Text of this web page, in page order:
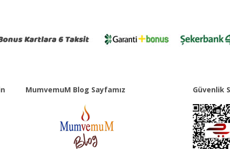
MumvemuM Blog Sayfamız Güvenlik